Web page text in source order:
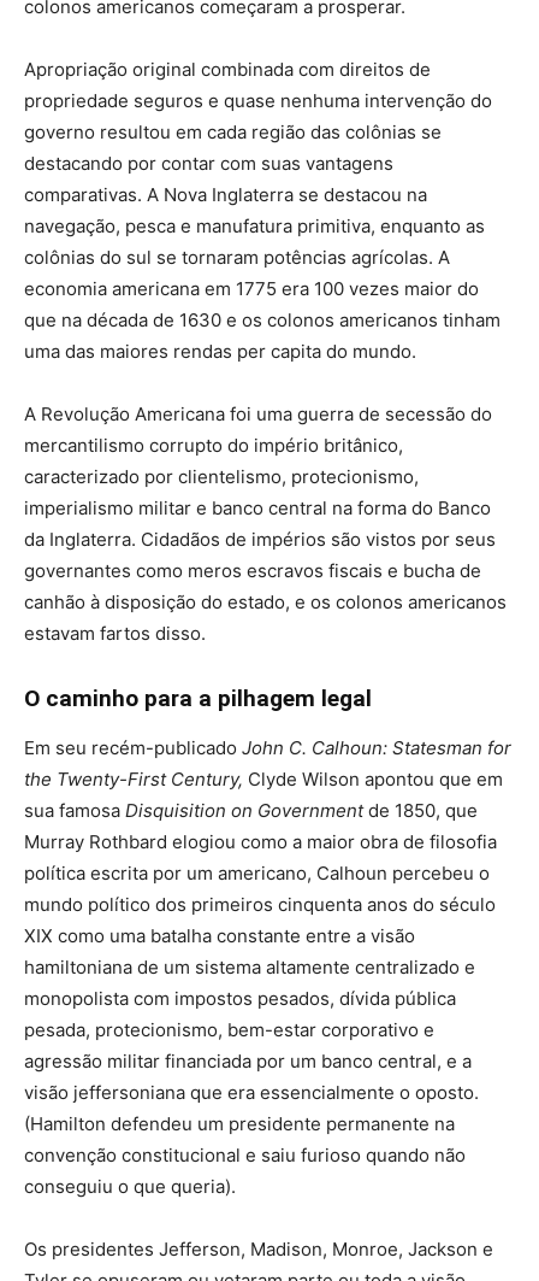
colonos americanos começaram a prosperar.
Apropriação original combinada com direitos de
propriedade seguros e quase nenhuma intervenção do
governo resultou em cada região das colônias se
destacando por contar com suas vantagens
comparativas. A Nova Inglaterra se destacou na
navegação, pesca e manufatura primitiva, enquanto as
colônias do sul se tornaram potências agrícolas. A
economia americana em 1775 era 100 vezes maior do
que na década de 1630 e os colonos americanos tinham
uma das maiores rendas per capita do mundo.
A Revolução Americana foi uma guerra de secessão do
mercantilismo corrupto do império britânico,
caracterizado por clientelismo, protecionismo,
imperialismo militar e banco central na forma do Banco
da Inglaterra. Cidadãos de impérios são vistos por seus
governantes como meros escravos fiscais e bucha de
canhão à disposição do estado, e os colonos americanos
estavam fartos disso.
O caminho para a pilhagem legal
Em seu recém-publicado John C. Calhoun: Statesman for
the Twenty-First Century, Clyde Wilson apontou que em
sua famosa Disquisition on Governmentde 1850, que
Murray Rothbard elogiou como a maior obra de filosofia
política escrita por um americano, Calhoun percebeu o
mundo político dos primeiros cinquenta anos do século
XIX como uma batalha constante entre a visão
hamiltoniana de um sistema altamente centralizado e
monopolista com impostos pesados, dívida pública
pesada, protecionismo, bem-estar corporativo e
agressão militar financiada por um banco central, e a
visão jeffersoniana que era essencialmente o oposto.
(Hamilton defendeu um presidente permanente na
convenção constitucional e saiu furioso quando não
conseguiu o que queria).
Os presidentes Jefferson, Madison, Monroe, Jackson e